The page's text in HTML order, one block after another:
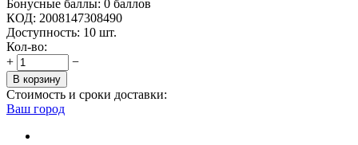
Бонусные баллы: 0 баллов
КОД: 2008147308490
Доступность: 10 шт.
Кол-во:
+
−
В корзину
Стоимость и сроки доставки:
Ваш город